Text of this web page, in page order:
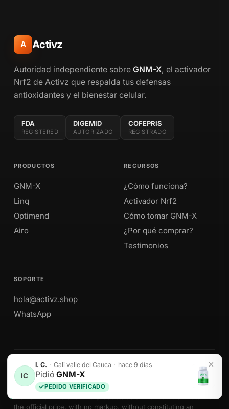
A Activz
Autoridad independiente sobre GNM-X, el activador
Nrf2 de Activz que respalda tus defensas
antioxidantes y el bienestar celular.
FDA
REGISTERED
DIGEMID
AUTORIZADO
COFEPRIS
REGISTRADO
PRODUCTOS
GNM-X
Linq
Optimend
Airo
RECURSOS
¿Cómo funciona?
Activador Nrf2
Cómo tomar GNM-X
¿Por qué comprar?
Testimonios
SOPORTE
hola@activz.shop
WhatsApp
Envíos a Perú · México · EE. UU. · Colombia · Ecuador
We sell Activz Global LLC products as authorized distributors at
the official price, with no markup, without constituting an